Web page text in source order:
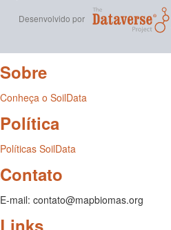
Desenvolvido por
Sobre
Conheça o SoilData
Política
Políticas SoilData
Contato
E-mail: contato@mapbiomas.org
Links